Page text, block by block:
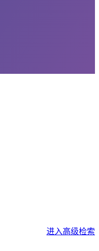
进入高级检索